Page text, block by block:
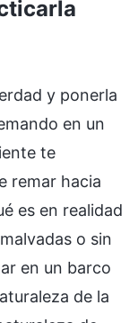
y ponerla
en un
te
remar hacia
es en realidad
o sin
en un barco
de la